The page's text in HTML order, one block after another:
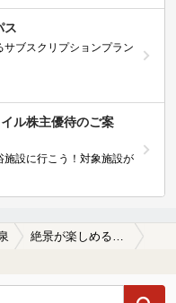
ス
ブスクリプションプラン
ル株主優待のご案
設に行こう！対象施設が
絶景が楽しめる十勝川温泉の温泉、日帰り温泉、スーパー銭湯おすすめ